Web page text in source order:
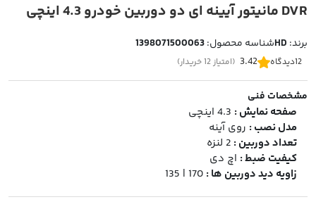
DVR مانیتور آیینه ای دو دوربین خودرو 4.3 اینچی
برند: HDشناسه محصول:1398071500063
12دیدگاه 3.42 (امتیاز 12 خریدار)
مشخصات فنی
صفحه نمایش : 4.3 اینچی
مدل نصب : روی آینه
تعداد دوربین : 2 لنزه
کیفیت ضبط : اچ دی
زاویه دید دوربین ها : 170 | 135